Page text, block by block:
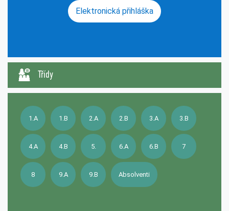
Elektronická přihláška
Třídy
1.A 1.B 2.A 2.B 3.A 3.B
4.A 4.B 5. 6.A 6.B 7
8 9.A 9.B Absolventi